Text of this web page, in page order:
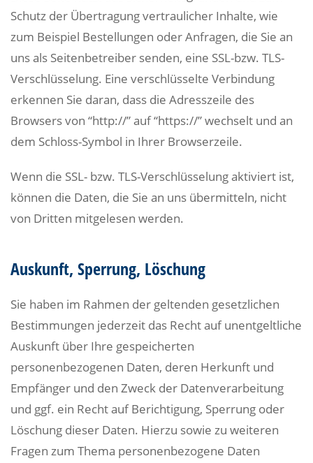
Schutz der Übertragung vertraulicher Inhalte, wie
zum Beispiel Bestellungen oder Anfragen, die Sie an
uns als Seitenbetreiber senden, eine SSL-bzw. TLS-
Verschlüsselung. Eine verschlüsselte Verbindung
erkennen Sie daran, dass die Adresszeile des
Browsers von “http://” auf “https://” wechselt und an
dem Schloss-Symbol in Ihrer Browserzeile.
Wenn die SSL- bzw. TLS-Verschlüsselung aktiviert ist,
können die Daten, die Sie an uns übermitteln, nicht
von Dritten mitgelesen werden.
Auskunft, Sperrung, Löschung
Sie haben im Rahmen der geltenden gesetzlichen
Bestimmungen jederzeit das Recht auf unentgeltliche
Auskunft über Ihre gespeicherten
personenbezogenen Daten, deren Herkunft und
Empfänger und den Zweck der Datenverarbeitung
und ggf. ein Recht auf Berichtigung, Sperrung oder
Löschung dieser Daten. Hierzu sowie zu weiteren
Fragen zum Thema personenbezogene Daten